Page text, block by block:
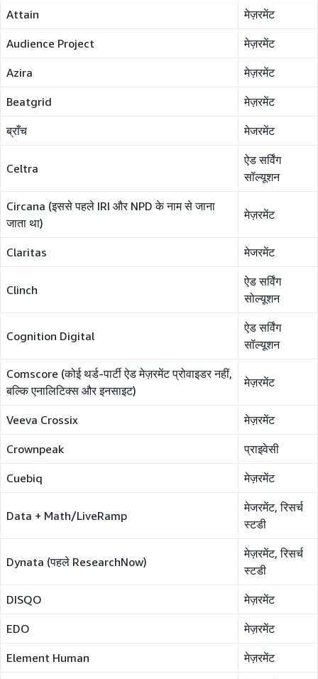
Attain मेज़रमेंट
Audience Project मेज़रमेंट
Azira मेज़रमेंट
Beatgrid मेज़रमेंट
ब्राँच मेजरमेंट
Celtra
ऐड सर्विंग
सॉल्यूशन
Circana (इससे पहले IRI और NPD के नाम से जाना
जाता था)
मेज़रमेंट
Claritas मेजरमेंट
Clinch
ऐड सर्विंग
सोल्यूशन
Cognition Digital
ऐड सर्विंग
सॉल्यूशन
Comscore (कोई थर्ड-पार्टी ऐड मेज़रमेंट प्रोवाइडर नहीं,
बल्कि एनालिटिक्स और इनसाइट)
मेज़रमेंट
Veeva Crossix मेज़रमेंट
Crownpeak प्राइवेसी
Cuebiq मेज़रमेंट
Data + Math/LiveRamp
मेजरमेंट, रिसर्च
स्टडी
Dynata (पहले ResearchNow)
मेज़रमेंट, रिसर्च
स्टडी
DISQO मेज़रमेंट
EDO मेज़रमेंट
Element Human मेज़रमेंट